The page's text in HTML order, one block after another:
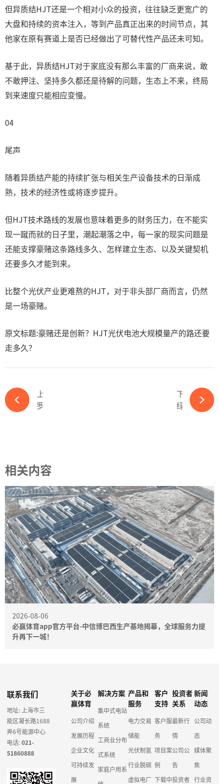
但异质结HJT还是一个相对小众的投资，往往缺乏更宽广的
大盘和持续的资本注入，等到产品真正出来的时间节点，其
他家在原有赛道上是否已经做出了可替代性产品还未可知。
基于此，异质结HJT对于家底没有那么丰富的厂商来说，敢
不敢押注、坚持多久都还是待解的问题，生态上不来，终局
到来速度只能相应变慢。
04
尾声
随着异质结产能的持续扩张与相关生产设备技术的日渐成
熟，技术的经济性或将逐步提升。
但HJT技术路线的发展也意味着更多的财务压力，在不能实
现一蹴而就的日子里，潮起潮落之中，每一家的现实问题是
还能支撑豪赌这条路线多久、怎样建立生态、以及关键契机
还要多久才能到来。
比整个光伏产业更难熬的HJT，对于非头部厂商而言，仍然
是一场豪赌。
原文标题:豪赌还是创新？HJT光伏电池大规模量产的路还要
走多久？
下一篇
绿色转型先锋！天合光能荣获必维绿色供应链引领奖-必赢体育app官方平台
相关内容
2026-08-06
必赢体育app官方平台-中信博巴西生产基地揭幕，全球服务力提
升再下一城！
联系我们
地址: 上海市三
能区凝长路1688
弄6号能源中心
电话:021-
51860888
关于必
赢体育
公司介绍
发展历程
企业文化
可持续发
展
解决方案
集中式电站
系统
工商业分布
式系统
家庭户用系
产品和
服务
电力交易
储能
光伏制氢
行业脱碳
虚拟电厂
客户
支持
客户服
务
项目案
例
下载中
投资者
关系
最新行
情
公司公
告
投资者
新闻
动态
公司动
态
媒体聚
焦
行业资